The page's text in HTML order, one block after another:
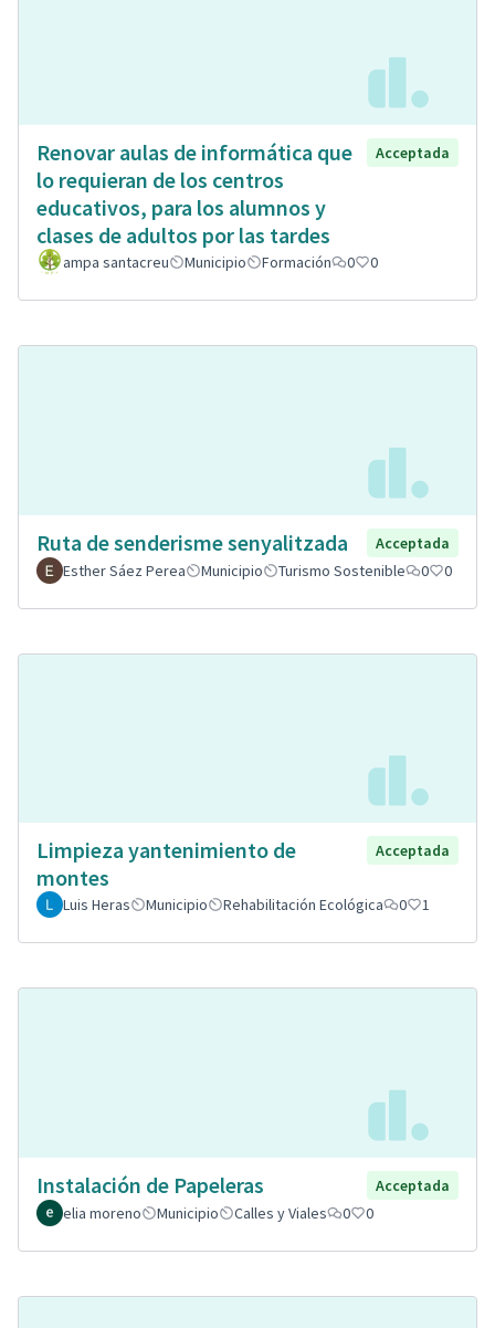
Renovar aulas de informática que
lo requieran de los centros
educativos, para los alumnos y
clases de adultos por las tardes
Acceptada
ampa santacreu Municipio Formación 0 0
Ruta de senderisme senyalitzada
Acceptada
Esther Sáez Perea
Municipio Turismo Sostenible 0 0
Limpieza yantenimiento de
montes
Acceptada
Luis Heras Municipio Rehabilitación Ecológica 0 1
Instalación de Papeleras
Acceptada
elia moreno
Municipio Calles y Viales 0 0